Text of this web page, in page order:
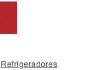
Refrigeradores